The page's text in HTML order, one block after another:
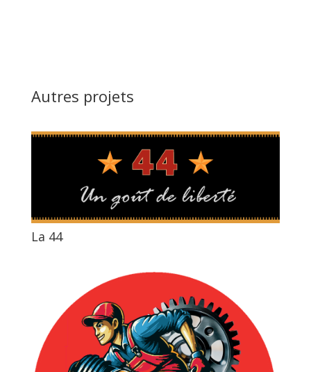
Autres projets
La 44